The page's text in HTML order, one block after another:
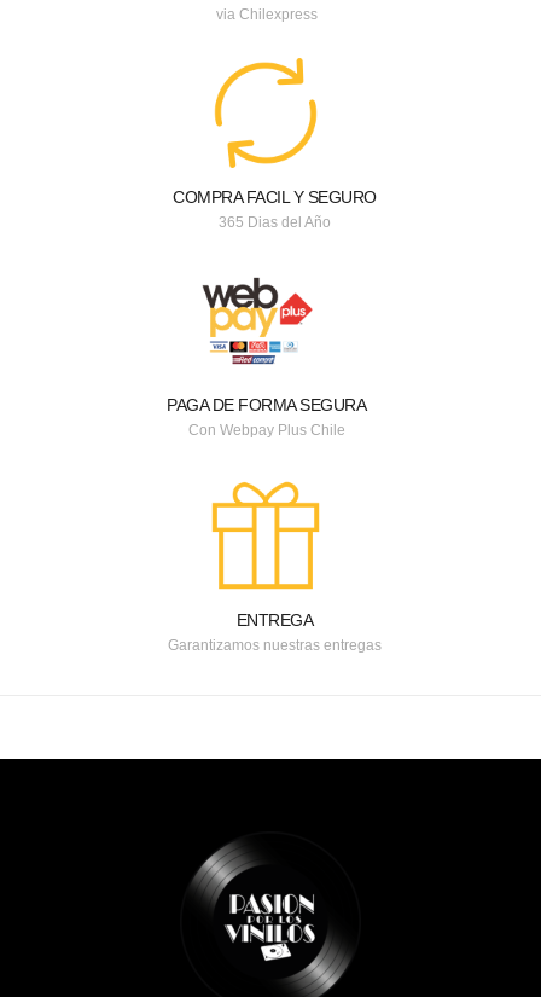
via Chilexpress
COMPRA FACIL Y SEGURO
365 Dias del Año
PAGA DE FORMA SEGURA
Con Webpay Plus Chile
ENTREGA
Garantizamos nuestras entregas